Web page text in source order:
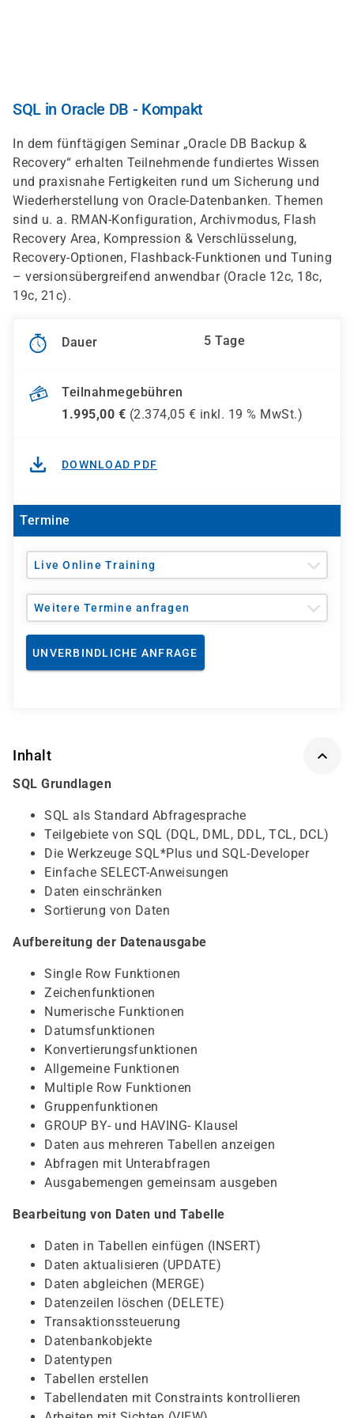
SQL in Oracle DB - Kompakt
In dem fünftägigen Seminar „Oracle DB Backup &
Recovery“ erhalten Teilnehmende fundiertes Wissen
und praxisnahe Fertigkeiten rund um Sicherung und
Wiederherstellung von Oracle-Datenbanken. Themen
sind u. a. RMAN-Konfiguration, Archivmodus, Flash
Recovery Area, Kompression & Verschlüsselung,
Recovery-Optionen, Flashback-Funktionen und Tuning
– versionsübergreifend anwendbar (Oracle 12c, 18c,
19c, 21c).
Dauer 5 Tage
Teilnahmegebühren
1.995,00 € (2.374,05 € inkl. 19 % MwSt.)
DOWNLOAD PDF
Termine
Live Online Training
Weitere Termine anfragen
UNVERBINDLICHE ANFRAGE
Inhalt
SQL Grundlagen
SQL als Standard Abfragesprache
Teilgebiete von SQL (DQL, DML, DDL, TCL, DCL)
Die Werkzeuge SQL*Plus und SQL-Developer
Einfache SELECT-Anweisungen
Daten einschränken
Sortierung von Daten
Aufbereitung der Datenausgabe
Single Row Funktionen
Zeichenfunktionen
Numerische Funktionen
Datumsfunktionen
Konvertierungsfunktionen
Allgemeine Funktionen
Multiple Row Funktionen
Gruppenfunktionen
GROUP BY- und HAVING- Klausel
Daten aus mehreren Tabellen anzeigen
Abfragen mit Unterabfragen
Ausgabemengen gemeinsam ausgeben
Bearbeitung von Daten und Tabelle
Daten in Tabellen einfügen (INSERT)
Daten aktualisieren (UPDATE)
Daten abgleichen (MERGE)
Datenzeilen löschen (DELETE)
Transaktionssteuerung
Datenbankobjekte
Datentypen
Tabellen erstellen
Tabellendaten mit Constraints kontrollieren